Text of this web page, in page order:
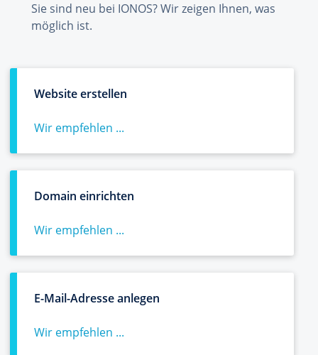
Sie sind neu bei IONOS? Wir zeigen Ihnen, was
möglich ist.
Website erstellen
Wir empfehlen ...
Domain einrichten
Wir empfehlen ...
E-Mail-Adresse anlegen
Wir empfehlen ...